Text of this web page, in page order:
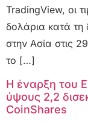
TradingView, οι
δολάρια κατά τη
στην Ασία στις
το […]
Η έναρξη του
ύψους 2,2
CoinShares